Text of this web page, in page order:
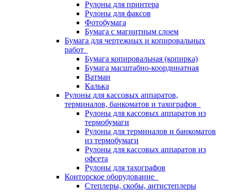
Рулоны для принтера
Рулоны для факсов
Фотобумага
Бумага с магнитным слоем
Бумага для чертежных и копировальных
работ
Бумага копировальная (копирка)
Бумага масштабно-координатная
Ватман
Калька
Рулоны для кассовых аппаратов,
терминалов, банкоматов и тахографов
Рулоны для кассовых аппаратов из
термобумаги
Рулоны для терминалов и банкоматов
из термобумаги
Рулоны для кассовых аппаратов из
офсета
Рулоны для тахографов
Конторское оборудование
Степлеры, скобы, антистеплеры